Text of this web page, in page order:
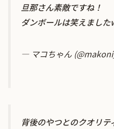
旦那さん素敵ですね！
ダンボールは笑えました
— マコちゃん
背後のやつとのクオリ